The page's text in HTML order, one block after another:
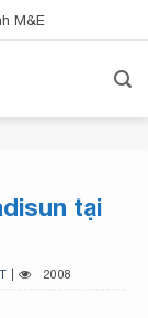
M&E
tại
| 2008